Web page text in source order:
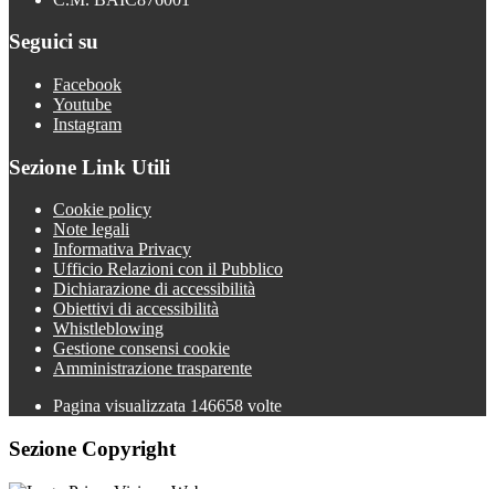
Seguici su
Facebook
Youtube
Instagram
Sezione Link Utili
Cookie policy
Note legali
Informativa Privacy
Ufficio Relazioni con il Pubblico
Dichiarazione di accessibilità
Obiettivi di accessibilità
Whistleblowing
Gestione consensi cookie
Amministrazione trasparente
Pagina visualizzata 146658 volte
Sezione Copyright